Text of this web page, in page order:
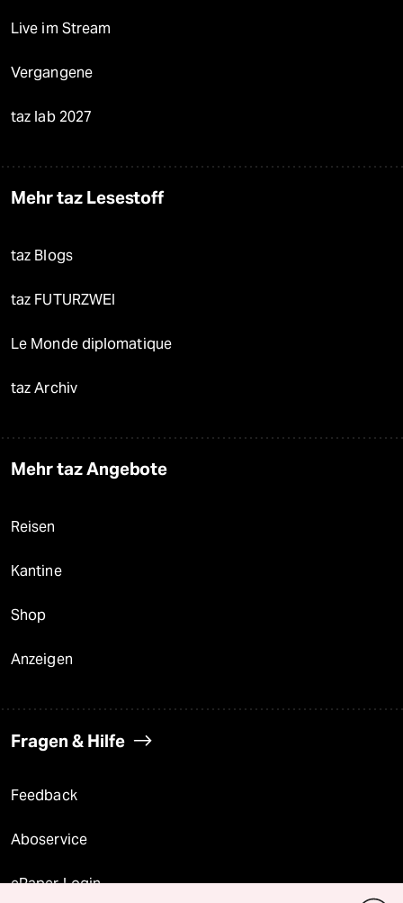
Live im Stream
Vergangene
taz lab 2027
Mehr taz Lesestoff
taz Blogs
taz FUTURZWEI
Le Monde diplomatique
taz Archiv
Mehr taz Angebote
Reisen
Kantine
Shop
Anzeigen
Fragen & Hilfe
Feedback
Aboservice
ePaper Login